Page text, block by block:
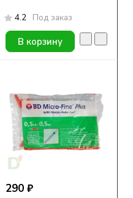
4.2 Под заказ
В корзину
290 ₽